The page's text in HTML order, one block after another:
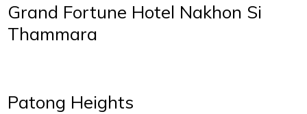
Grand Fortune Hotel Nakhon Si
Thammara
Patong Heights